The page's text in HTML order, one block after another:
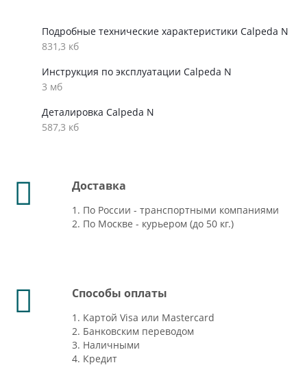
Подробные технические характеристики Calpeda N
831,3 кб
Инструкция по эксплуатации Calpeda N
3 мб
Деталировка Calpeda N
587,3 кб
Доставка
1. По России - транспортными компаниями
2. По Москве - курьером (до 50 кг.)
Способы оплаты
1. Картой Visa или Mastercard
2. Банковским переводом
3. Наличными
4. Кредит